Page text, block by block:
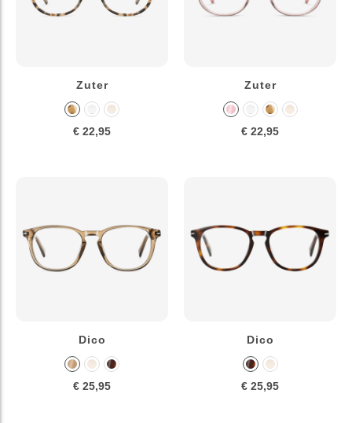
Zuter
€ 22,95
Zuter
€ 22,95
Dico
€ 25,95
Dico
€ 25,95